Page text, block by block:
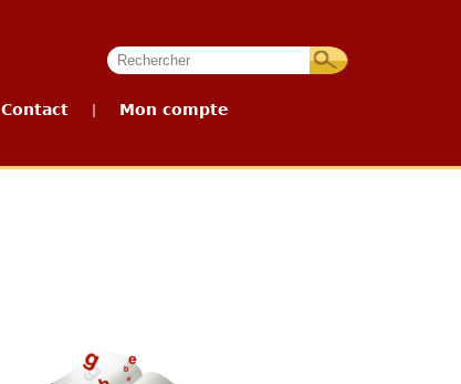
Contact Mon compte